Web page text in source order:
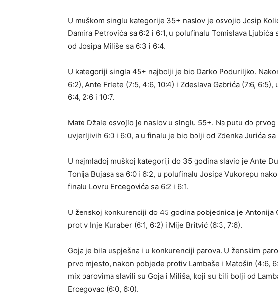
U muškom singlu kategorije 35+ naslov je osvojio Josip
Damira Petrovića sa 6:2 i 6:1, u polufinalu Tomislava
od Josipa Miliše sa 6:3 i 6:4.
U kategoriji singla 45+ najbolji je bio Darko Poduriljko.
6:2), Ante Frlete (7:5, 4:6, 10:4) i Zdeslava Gabrića (7:6,
6:4, 2:6 i 10:7.
Mate Džale osvojio je naslov u singlu 55+. Na putu do
uvjerljivih 6:0 i 6:0, a u finalu je bio bolji od Zdenka Jurića sa
U najmlađoj muškoj kategoriji do 35 godina slavio je Ante
Tonija Bujasa sa 6:0 i 6:2, u polufinalu Josipa Vukorepu
finalu Lovru Ercegovića sa 6:2 i 6:1.
U ženskoj konkurenciji do 45 godina pobjednica je Antonija
protiv Inje Kuraber (6:1, 6:2) i Mije Britvić (6:3, 7:6).
Goja je bila uspješna i u konkurenciji parova. U ženskim
prvo mjesto, nakon pobjede protiv Lambaše i Matošin (4:6,
mix parovima slavili su Goja i Miliša, koji su bili bolji od
Ercegovac (6:0, 6:0).